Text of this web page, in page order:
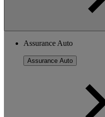
Assurance Auto
Assurance Auto